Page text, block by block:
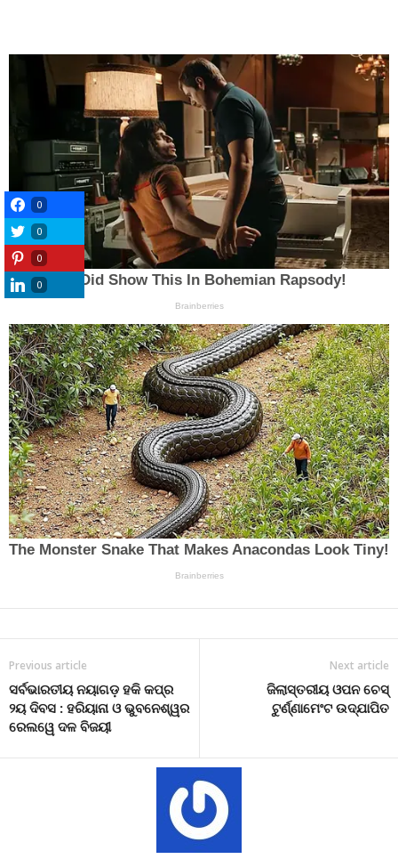
Previous article
ସର୍ବଭାରତୀୟ ନୟାଗଡ଼ ହକି କପ୍‌ର
୨ୟ ଦିବସ : ହରିୟାନା ଓ ଭୁବନେଶ୍ୱର
ରେଲୱେ ଦଳ ବିଜୟୀ
Next article
ଜିଲାସ୍ତରୀୟ ଓପନ ଚେସ୍
ଟୁର୍ଣ୍ଣାମେଂଟ ଉଦ୍‌ଯାପିତ
0
0
0
0